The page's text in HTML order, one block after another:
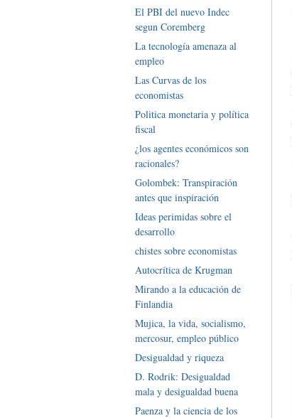
El PBI del nuevo Indec
segun Coremberg
La tecnología amenaza al
empleo
Las Curvas de los
economistas
Politica monetaria y política
fiscal
¿los agentes económicos son
racionales?
Golombek: Transpiración
antes que inspiración
Ideas perimidas sobre el
desarrollo
chistes sobre economistas
Autocrítica de Krugman
Mirando a la educación de
Finlandia
Mujica, la vida, socialismo,
mercosur, empleo público
Desigualdad y riqueza
D. Rodrik: Desigualdad
mala y desigualdad buena
Paenza y la ciencia de los